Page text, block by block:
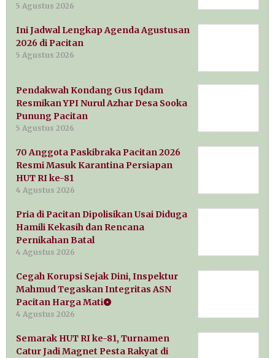
5 Agustus 2026
Ini Jadwal Lengkap Agenda Agustusan
2026 di Pacitan
5 Agustus 2026
Pendakwah Kondang Gus Iqdam
Resmikan YPI Nurul Azhar Desa Sooka
Punung Pacitan
5 Agustus 2026
70 Anggota Paskibraka Pacitan 2026
Resmi Masuk Karantina Persiapan
HUT RI ke-81
4 Agustus 2026
Pria di Pacitan Dipolisikan Usai Diduga
Hamili Kekasih dan Rencana
Pernikahan Batal
4 Agustus 2026
Cegah Korupsi Sejak Dini, Inspektur
Mahmud Tegaskan Integritas ASN
Pacitan Harga Mati
4 Agustus 2026
Semarak HUT RI ke-81, Turnamen
Catur Jadi Magnet Pesta Rakyat di